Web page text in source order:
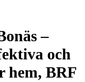
–
och
hem, BRF